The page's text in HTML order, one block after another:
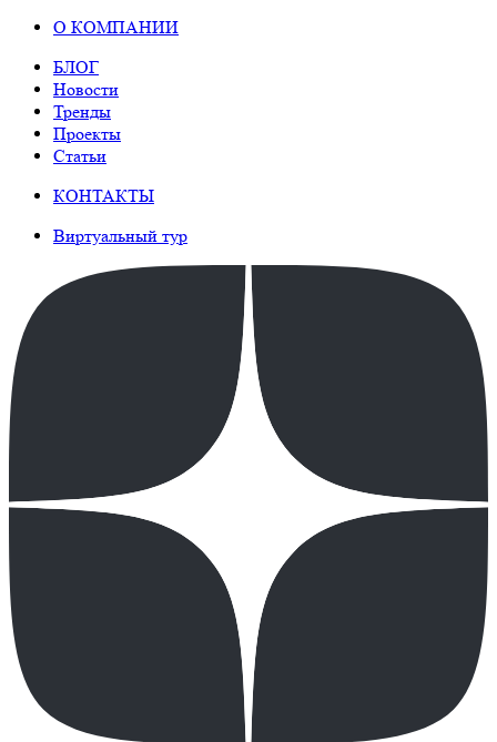
О КОМПАНИИ
БЛОГ
Новости
Тренды
Проекты
Статьи
КОНТАКТЫ
Виртуальный тур